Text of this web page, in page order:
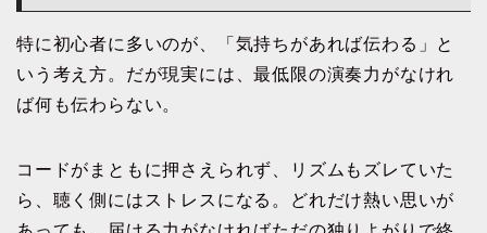
特に初心者に多いのが、「気持ちがあれば伝わる」と
いう考え方。だが現実には、最低限の演奏力がなけれ
ば何も伝わらない。
コードがまともに押さえられず、リズムもズレていた
ら、聴く側にはストレスになる。どれだけ熱い思いが